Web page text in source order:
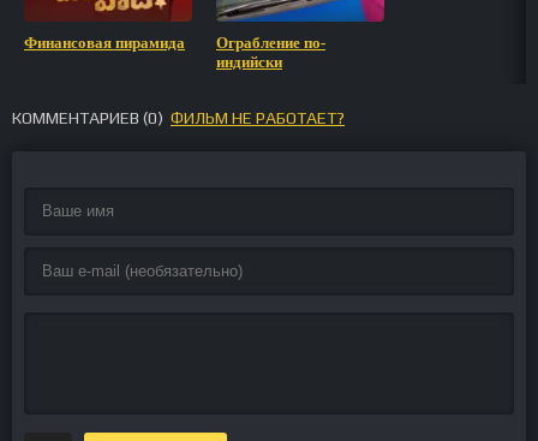
Финансовая пирамида
Ограбление по-
индийски
КОММЕНТАРИЕВ (0) ФИЛЬМ НЕ РАБОТАЕТ?